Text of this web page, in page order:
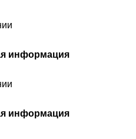
информация
информация